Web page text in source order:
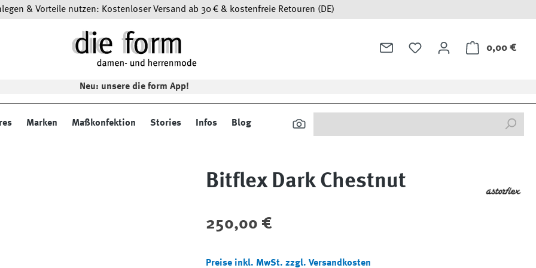
& Vorteile nutzen: Kostenloser Versand ab 30 € & kostenfreie Retouren (DE)
0,00 €
Neu: unsere die form App!
Marken Maßkonfektion Stories Infos Blog
Bitflex Dark Chestnut
Regulärer Preis:
250,00 €
Preise inkl. MwSt. zzgl. Versandkosten